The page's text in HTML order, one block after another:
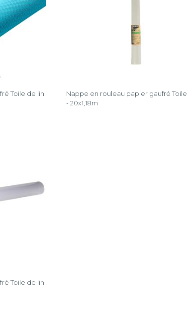
Toile de lin
Nappe en rouleau papier gaufré Toile
- 20x1,18m
Toile de lin